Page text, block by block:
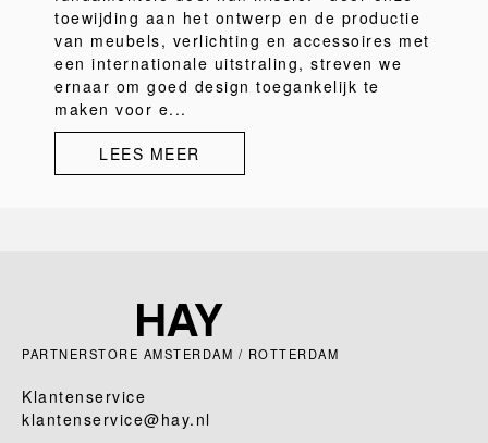
toewijding aan het ontwerp en de productie
van meubels, verlichting en accessoires met
een internationale uitstraling, streven we
ernaar om goed design toegankelijk te
maken voor e...
LEES MEER
PARTNERSTORE AMSTERDAM / ROTTERDAM
Klantenservice
klantenservice@hay.nl